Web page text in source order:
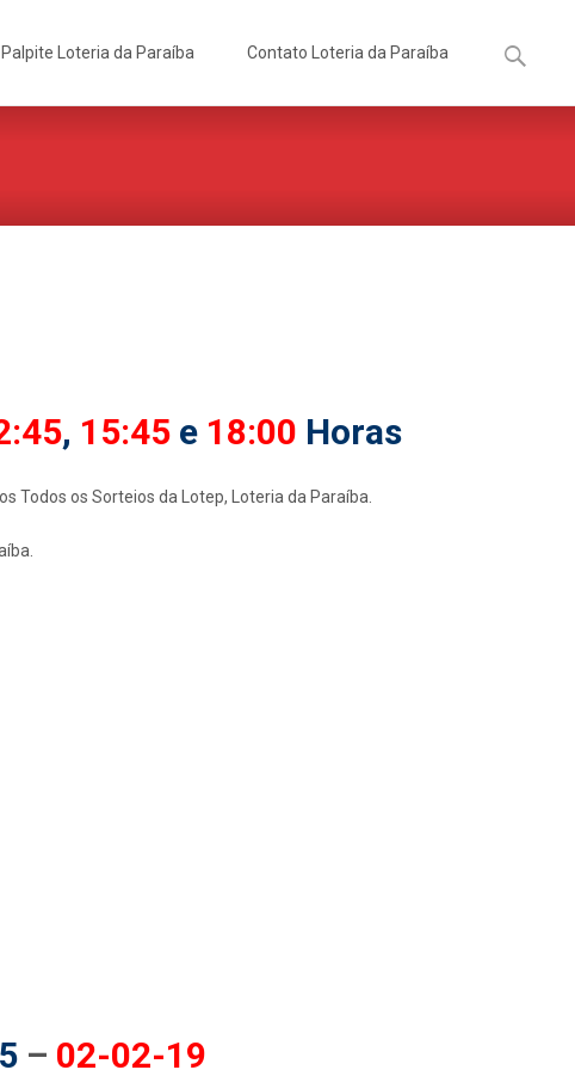
Palpite Loteria da Paraíba Contato Loteria da Paraíba
por:
, 15:45e 18:00 Horas
Todos os Sorteios da Lotep, Loteria da Paraíba.
– 02-02-19